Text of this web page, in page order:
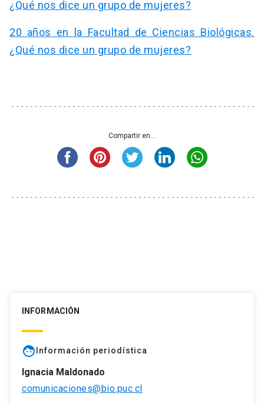
¿Qué nos dice un grupo de mujeres?
20 años en la Facultad de Ciencias Biológicas.
¿Qué nos dice un grupo de mujeres?
Compartir en...
INFORMACIÓN
face Información periodística
Ignacia Maldonado
comunicaciones@bio.puc.cl